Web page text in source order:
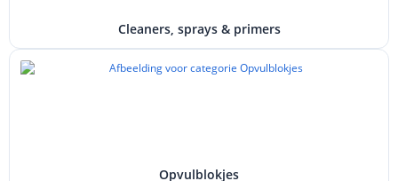
Cleaners, sprays & primers
Opvulblokjes